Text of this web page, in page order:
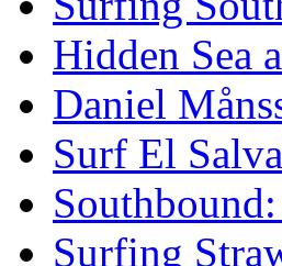
Hidden Sea
Daniel
Surf El
Surfing